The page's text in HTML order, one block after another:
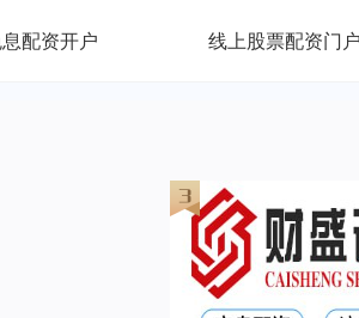
配资开户 线上股票配资门户